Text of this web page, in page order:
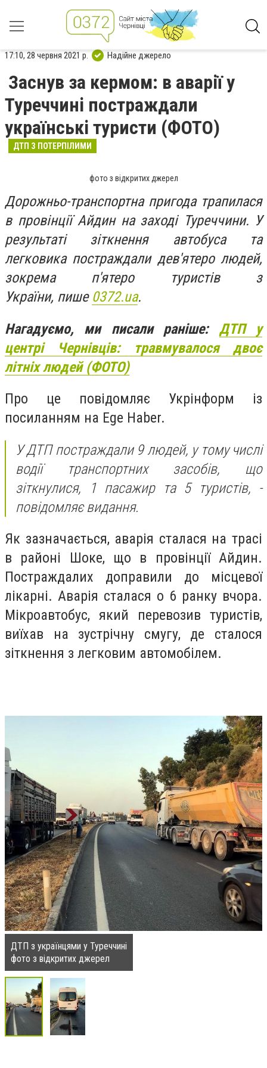
17:10, 28 червня 2021 р. Надійне джерело
Заснув за кермом: в аварії у
Туреччині постраждали
українські туристи (ФОТО)
ДТП З ПОТЕРПІЛИМИ
фото з відкритих джерел
Дорожньо-транспортна пригода трапилася
в провінції Айдин на заході Туреччини. У
результаті зіткнення автобуса та
легковика постраждали дев'ятеро людей,
зокрема п'ятеро туристів з
України, пише 0372.ua.
Нагадуємо, ми писали раніше: ДТП у
центрі Чернівців: травмувалося двоє
літніх людей (ФОТО)
Про це повідомляє Укрінформ із
посиланням на Ege Haber.
У ДТП постраждали 9 людей, у тому числі
водії транспортних засобів, що
зіткнулися, 1 пасажир та 5 туристів, -
повідомляє видання.
Як зазначається, аварія сталася на трасі
в районі Шоке, що в провінції Айдин.
Постраждалих доправили до місцевої
лікарні. Аварія сталася о 6 ранку вчора.
Мікроавтобус, який перевозив туристів,
виїхав на зустрічну смугу, де сталося
зіткнення з легковим автомобілем.
ДТП з українцями у Туреччині
фото з відкритих джерел